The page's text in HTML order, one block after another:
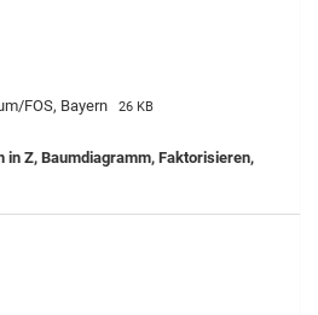
FOS, Bayern 26 KB
in Z, Baumdiagramm, Faktorisieren,